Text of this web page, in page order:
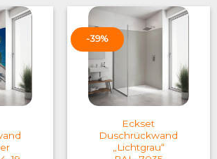
-39%
Eckset
Duschrückwand
„Lichtgrau“